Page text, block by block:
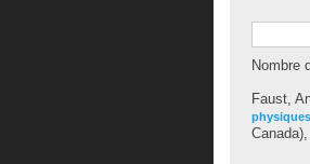
Nombre
Faust,